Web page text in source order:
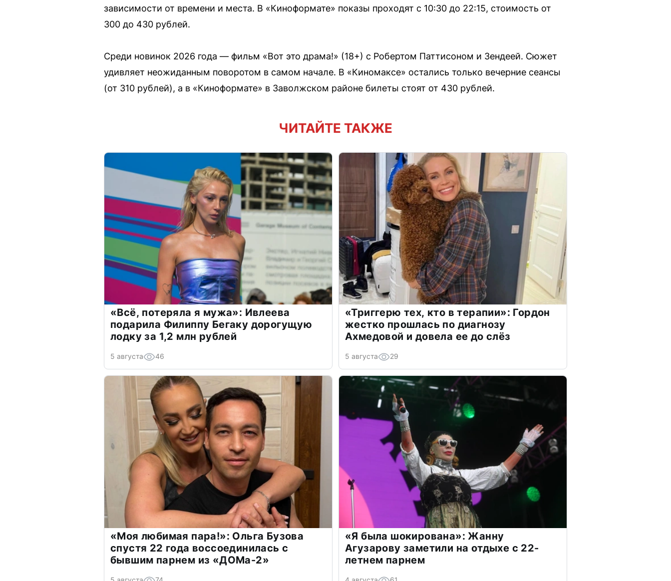
зависимости от времени и места. В «Киноформате» показы проходят с 10:30 до 22:15, стоимость от
300 до 430 рублей.
Среди новинок 2026 года — фильм «Вот это драма!» (18+) с Робертом Паттисоном и Зендеей. Сюжет
удивляет неожиданным поворотом в самом начале. В «Киномаксе» остались только вечерние сеансы
(от 310 рублей), а в «Киноформате» в Заволжском районе билеты стоят от 430 рублей.
ЧИТАЙТЕ ТАКЖЕ
«Всё, потеряла я мужа»: Ивлеева
подарила Филиппу Бегаку дорогущую
лодку за 1,2 млн рублей
5 августа 46
«Триггерю тех, кто в терапии»: Гордон
жестко прошлась по диагнозу
Ахмедовой и довела ее до слёз
5 августа 29
«Моя любимая пара!»: Ольга Бузова
спустя 22 года воссоединилась с
бывшим парнем из «ДОМа-2»
«Я была шокирована»: Жанну
Агузарову заметили на отдыхе с 22-
летнем парнем